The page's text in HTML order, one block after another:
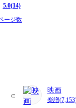
5.0(14)
ージ数
映画
楽譜